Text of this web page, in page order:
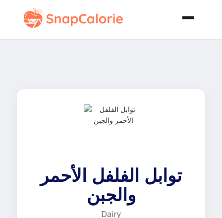
توابل الفلفل الأحمر
والجبن
Dairy